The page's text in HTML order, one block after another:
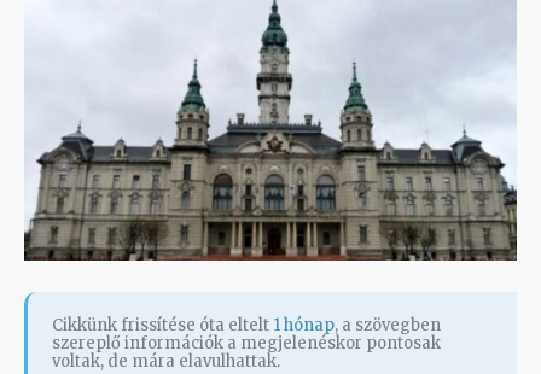
Cikkünk frissítése óta eltelt 1 hónap, a szövegben
szereplő információk a megjelenéskor pontosak
voltak, de mára elavulhattak.